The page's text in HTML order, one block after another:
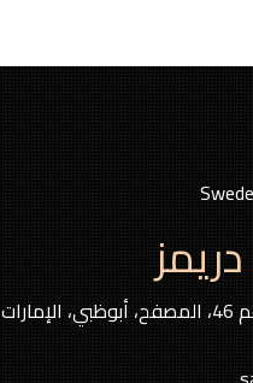
MW5، قطعة رقم 46، المصفح، أبوظبي، الإمارات